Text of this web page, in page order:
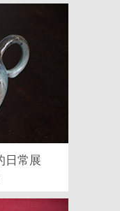
日常展